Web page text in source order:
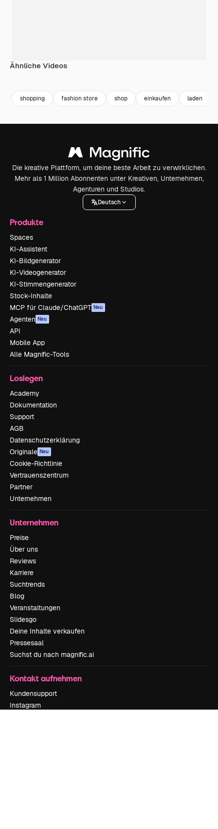
Ähnliche Videos
shopping fashion store shop einkaufen laden
Die kreative Plattform, um deine beste Arbeit zu verwirklichen.
Mehr als 1 Million Abonnenten unter Kreativen, Unternehmen,
Agenturen und Studios.
Deutsch
Produkte
Spaces
KI-Assistent
KI-Bildgenerator
KI-Videogenerator
KI-Stimmengenerator
Stock-Inhalte
MCP für Claude/ChatGPT Neu
Agenten Neu
API
Mobile App
Alle Magnific-Tools
Loslegen
Academy
Dokumentation
Support
AGB
Datenschutzerklärung
Originale Neu
Cookie-Richtlinie
Vertrauenszentrum
Partner
Unternehmen
Unternehmen
Preise
Über uns
Reviews
Karriere
Suchtrends
Blog
Veranstaltungen
Slidesgo
Deine Inhalte verkaufen
Pressesaal
Suchst du nach magnific.ai
Kontakt aufnehmen
Kundensupport
Instagram